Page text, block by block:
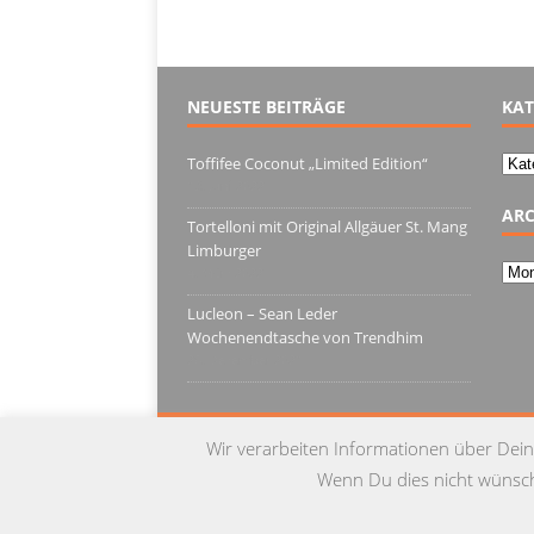
NEUESTE BEITRÄGE
Toffifee Coconut „Limited Edition“
Tortelloni mit Original Allgäuer St. Mang
Limburger
Lucleon – Sean Leder
Wochenendtasche von Trendhim
Wir verarbeiten Informationen über
Wenn Du dies nicht